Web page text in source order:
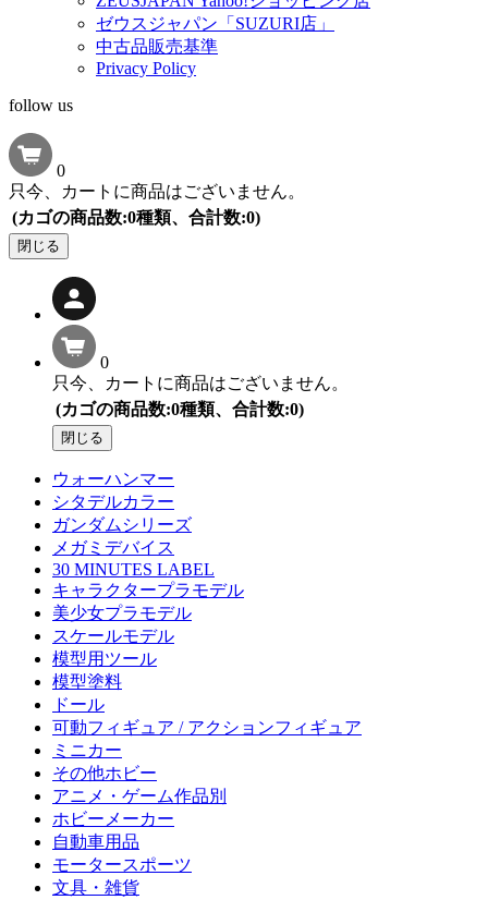
ゼウスジャパン「SUZURI店」
中古品販売基準
Privacy Policy
follow us
0
只今、カートに商品はございません。
(カゴの商品数:0種類、合計数:0)
閉じる
0
只今、カートに商品はございません。
(カゴの商品数:0種類、合計数:0)
閉じる
ウォーハンマー
シタデルカラー
ガンダムシリーズ
メガミデバイス
30 MINUTES LABEL
キャラクタープラモデル
美少女プラモデル
スケールモデル
模型用ツール
模型塗料
ドール
可動フィギュア / アクションフィギュア
ミニカー
その他ホビー
アニメ・ゲーム作品別
ホビーメーカー
自動車用品
モータースポーツ
文具・雑貨